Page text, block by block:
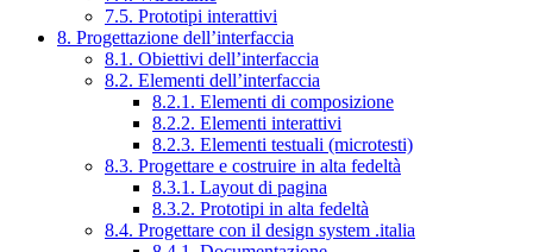
7.5. Prototipi interattivi
8. Progettazione dell’interfaccia
8.1. Obiettivi dell’interfaccia
8.2. Elementi dell’interfaccia
8.2.1. Elementi di composizione
8.2.2. Elementi interattivi
8.2.3. Elementi testuali (microtesti)
8.3. Progettare e costruire in alta fedeltà
8.3.1. Layout di pagina
8.3.2. Prototipi in alta fedeltà
8.4. Progettare con il design system .italia